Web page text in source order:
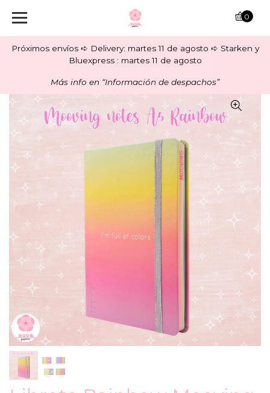
Próximos envíos ➪ Delivery: martes 11 de agosto ➪ Starken y
Bluexpress : martes 11 de agosto
Más info en “Información de despachos”
0